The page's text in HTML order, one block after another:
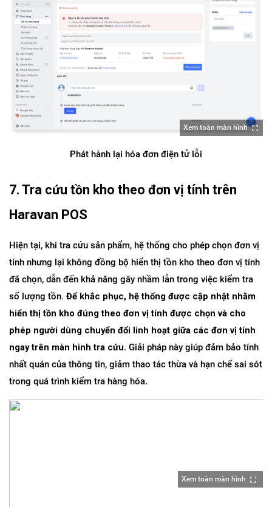
Xem toàn màn hình
Phát hành lại hóa đơn điện tử lỗi
7. Tra cứu tồn kho theo đơn vị tính trên
Haravan POS
Hiện tại, khi tra cứu sản phẩm, hệ thống cho phép chọn đơn vị
tính nhưng lại không đồng bộ hiển thị tồn kho theo đơn vị tính
đã chọn, dẫn đến khả năng gây nhầm lẫn trong việc kiểm tra
số lượng tồn. Để khắc phục, hệ thống được cập nhật nhằm
hiển thị tồn kho đúng theo đơn vị tính được chọn và cho
phép người dùng chuyển đổi linh hoạt giữa các đơn vị tính
ngay trên màn hình tra cứu. Giải pháp này giúp đảm bảo tính
nhất quán của thông tin, giảm thao tác thừa và hạn chế sai sót
trong quá trình kiểm tra hàng hóa.
Xem toàn màn hình